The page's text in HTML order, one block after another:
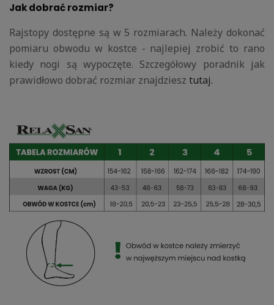
Jak dobrać rozmiar?
Rajstopy dostępne są w 5 rozmiarach. Należy dokonać
pomiaru obwodu w kostce - najlepiej zrobić to rano
kiedy nogi są wypoczęte. Szczegółowy poradnik jak
prawidłowo dobrać rozmiar znajdziesz tutaj.